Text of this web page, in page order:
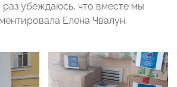
убеждаюсь, что вместе мы
Елена Чвалун.